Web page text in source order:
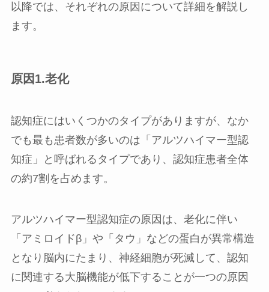
以降では、それぞれの原因について詳細を解説し
ます。
原因1.老化
認知症にはいくつかのタイプがありますが、なか
でも最も患者数が多いのは「アルツハイマー型認
知症」と呼ばれるタイプであり、認知症患者全体
の約7割を占めます。
アルツハイマー型認知症の原因は、老化に伴い
「アミロイドβ」や「タウ」などの蛋白が異常構造
となり脳内にたまり、神経細胞が死滅して、認知
に関連する大脳機能が低下することが一つの原因